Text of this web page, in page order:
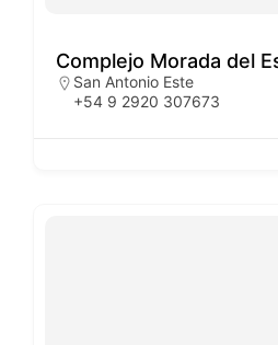
Complejo Morada del
San Antonio Este
+54 9 2920 307673